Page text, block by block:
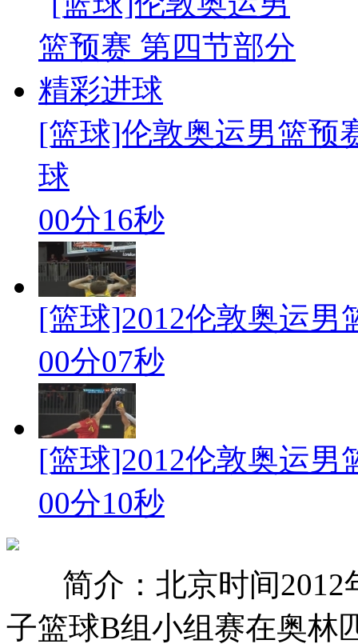
[篮球]伦敦奥运男篮预
球
00分16秒
[篮球]2012伦敦奥运男
00分07秒
[篮球]2012伦敦奥运男
00分10秒
简介：北京时间2012
子篮球B组小组赛在奥林